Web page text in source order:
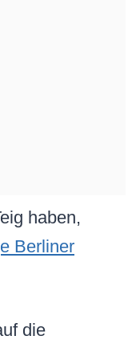
haben,
Berliner
die